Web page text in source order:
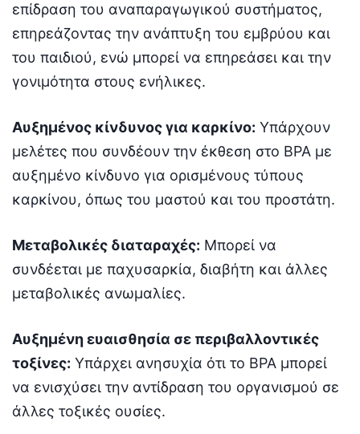
επίδραση του αναπαραγωγικού συστήματος,
επηρεάζοντας την ανάπτυξη του εμβρύου και
του παιδιού, ενώ μπορεί να επηρεάσει και την
γονιμότητα στους ενήλικες.
Αυξημένος κίνδυνος για καρκίνο: Υπάρχουν
μελέτες που συνδέουν την έκθεση στο BPA με
αυξημένο κίνδυνο για ορισμένους τύπους
καρκίνου, όπως του μαστού και του προστάτη.
Μεταβολικές διαταραχές: Μπορεί να
συνδέεται με παχυσαρκία, διαβήτη και άλλες
μεταβολικές ανωμαλίες.
Αυξημένη ευαισθησία σε περιβαλλοντικές
τοξίνες: Υπάρχει ανησυχία ότι το BPA μπορεί
να ενισχύσει την αντίδραση του οργανισμού σε
άλλες τοξικές ουσίες.